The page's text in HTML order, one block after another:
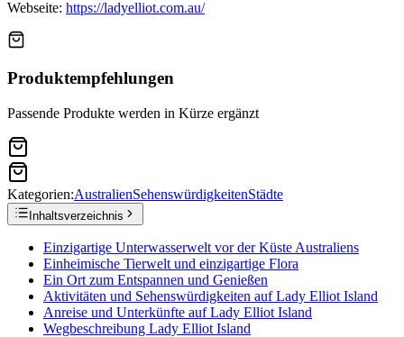
Webseite: https://ladyelliot.com.au/
Produktempfehlungen
Passende Produkte werden in Kürze ergänzt
Kategorien:AustralienSehenswürdigkeitenStädte
Inhaltsverzeichnis
Einzigartige Unterwasserwelt vor der Küste Australiens
Einheimische Tierwelt und einzigartige Flora
Ein Ort zum Entspannen und Genießen
Aktivitäten und Sehenswürdigkeiten auf Lady Elliot Island
Anreise und Unterkünfte auf Lady Elliot Island
Wegbeschreibung Lady Elliot Island